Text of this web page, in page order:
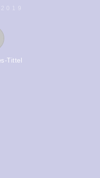
Tittel